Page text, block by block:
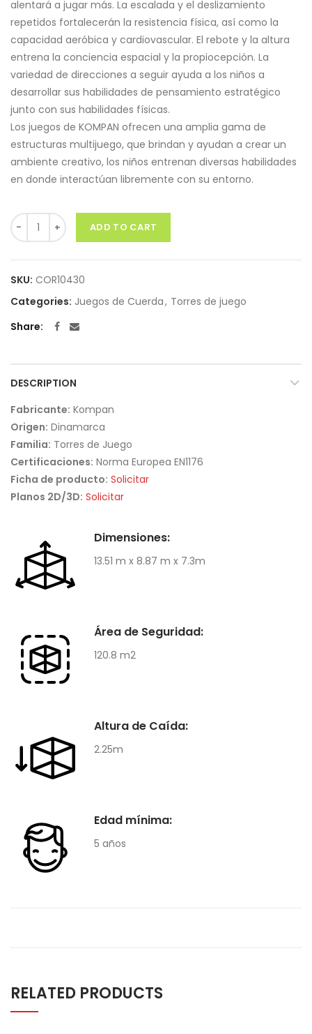
alentará a jugar más. La escalada y el deslizamiento
repetidos fortalecerán la resistencia física, así como la
capacidad aeróbica y cardiovascular. El rebote y la altura
entrena la conciencia espacial y la propiocepción. La
variedad de direcciones a seguir ayuda a los niños a
desarrollar sus habilidades de pensamiento estratégico
junto con sus habilidades físicas.
Los juegos de KOMPAN ofrecen una amplia gama de
estructuras multijuego, que brindan y ayudan a crear un
ambiente creativo, los niños entrenan diversas habilidades
en donde interactúan libremente con su entorno.
Quantity
ADD TO CART
SKU: COR10430
Categories: Juegos de Cuerda, Torres de juego
Share
DESCRIPTION
Fabricante: Kompan
Origen: Dinamarca
Familia: Torres de Juego
Certificaciones: Norma Europea EN1176
Ficha de producto: Solicitar
Planos 2D/3D: Solicitar
Dimensiones:
13.51 m x 8.87 m x 7.3m
Área de Seguridad:
120.8 m2
Altura de Caída:
2.25m
Edad mínima:
5 años
RELATED PRODUCTS